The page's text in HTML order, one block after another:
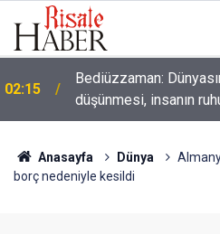
01:45 Paçalarını yerde
Anasayfa Dünya
borç nedeniyle kesildi